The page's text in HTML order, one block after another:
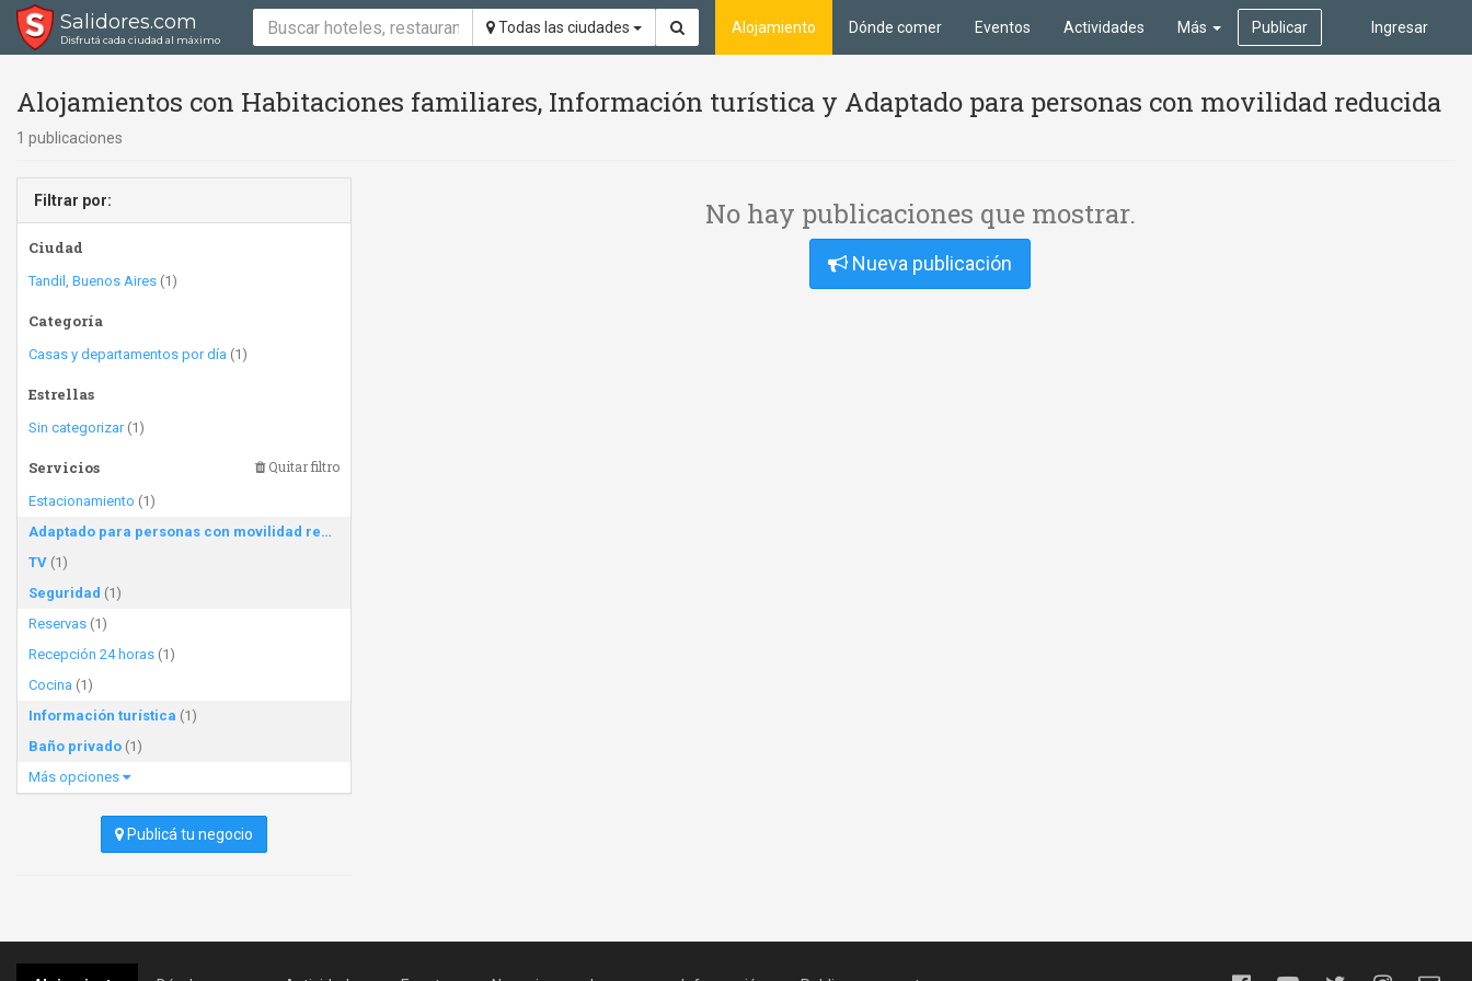
Salidores.com
Disfrutá cada ciudad al máximo
Todas las ciudades Ingresar
Alojamiento Dónde comer Eventos Actividades Más Publicar
Alojamientos con Habitaciones familiares, Información turística y Adaptado para personas con movilidad reducida
1 publicaciones
Filtrar por:
Ciudad
Tandil, Buenos Aires (1)
Categoría
Casas y departamentos por día (1)
Estrellas
Sin categorizar(1)
Servicios Quitar filtro
Estacionamiento (1)
Adaptado para personas con movilidad reducida
TV (1)
Seguridad (1)
Reservas (1)
Recepción 24 horas (1)
Cocina (1)
Información turística (1)
Baño privado (1)
Más opciones
Publicá tu negocio
No hay publicaciones que mostrar.
Nueva publicación